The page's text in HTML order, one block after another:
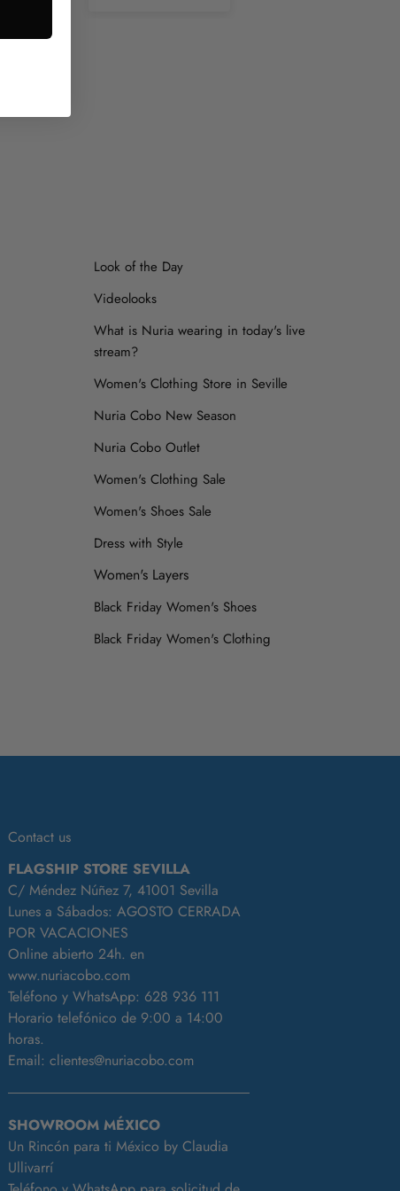
Look of the Day
Videolooks
What is Nuria wearing in today's live
stream?
Women's Clothing Store in Seville
Nuria Cobo New Season
Nuria Cobo Outlet
Women's Clothing Sale
Women's Shoes Sale
Dress with Style
Women's Layers
Black Friday Women's Shoes
Black Friday Women's Clothing
Contact us
FLAGSHIP STORE SEVILLA
C/ Méndez Núñez 7, 41001 Sevilla
Lunes a Sábados: AGOSTO CERRADA
POR VACACIONES
Online abierto 24h. en
www.nuriacobo.com
Teléfono y WhatsApp: 628 936 111
Horario telefónico de 9:00 a 14:00
horas.
Email: clientes@nuriacobo.com
SHOWROOM MÉXICO
Un Rincón para ti México by Claudia
Ullivarrí